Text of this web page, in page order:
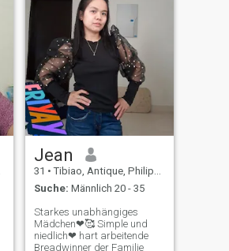
Jean
31 • Tibiao, Antique, Philippinen
Suche: Männlich 20 - 35
Starkes unabhängiges
Mädchen❤🥰 Simple und
niedlich❤ hart arbeitende
Breadwinner der Familie